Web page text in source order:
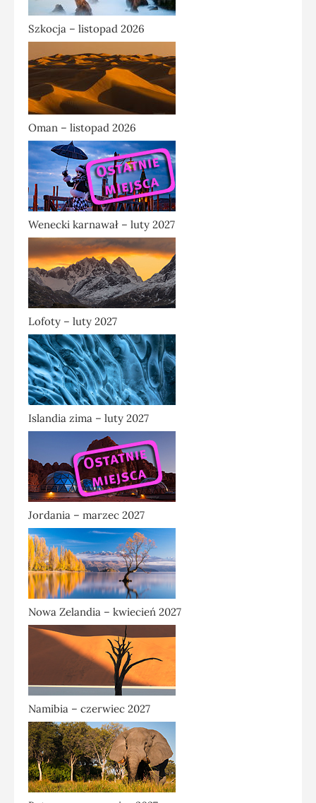
Szkocja – listopad 2026
Oman – listopad 2026
Wenecki karnawał – luty 2027
Lofoty – luty 2027
Islandia zima – luty 2027
Jordania – marzec 2027
Nowa Zelandia – kwiecień 2027
Namibia – czerwiec 2027